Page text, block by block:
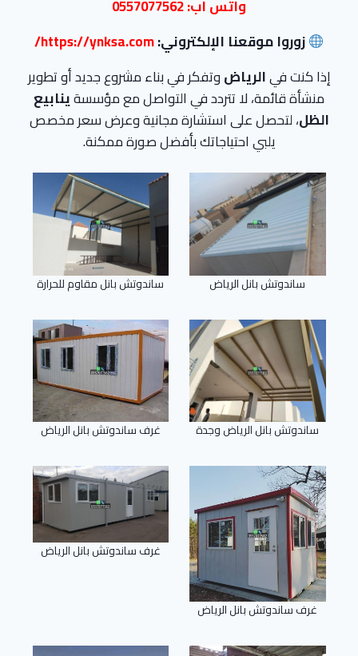
واتس اب:0557077562
زوروا موقعنا الإلكتروني:https://ynksa.com/
إذا كنت فيالرياضوتفكر في بناء مشروع جديد أو تطوير
منشأة قائمة، لا تتردد في التواصل مع مؤسسةينابيع
الظل، لتحصل على استشارة مجانية وعرض سعر مخصص
يلبي احتياجاتك بأفضل صورة ممكنة.
ساندوتش بانل الرياض ساندوتش بانل مقاوم للحرارة
ساندوتش بانل الرياض وجدة غرف ساندوتش بانل الرياض
غرف ساندوتش بانل الرياض
غرف ساندوتش بانل الرياض